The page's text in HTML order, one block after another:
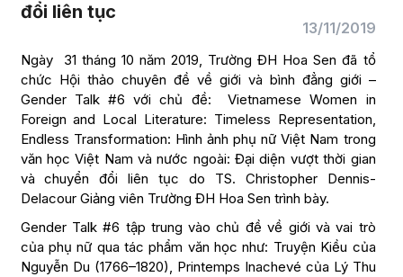
đổi liên tục
13/11/2019
Ngày 31 tháng 10 năm 2019, Trường ĐH Hoa Sen đã tổ
chức Hội thảo chuyên đề về giới và bình đẳng giới –
Gender Talk #6 với chủ đề: Vietnamese Women in
Foreign and Local Literature: Timeless Representation,
Endless Transformation: Hình ảnh phụ nữ Việt Nam trong
văn học Việt Nam và nước ngoài: Đại diện vượt thời gian
và chuyển đổi liên tục do TS. Christopher Dennis-
Delacour Giảng viên Trường ĐH Hoa Sen trình bày.
Gender Talk #6 tập trung vào chủ đề về giới và vai trò
của phụ nữ qua tác phẩm văn học như: Truyện Kiều của
Nguyễn Du (1766–1820), Printemps Inachevé của Lý Thu